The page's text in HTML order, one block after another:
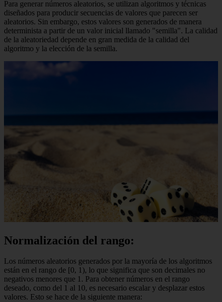
Para generar números aleatorios, se utilizan algoritmos y técnicas
diseñados para producir secuencias de valores que parecen ser
aleatorios. Sin embargo, estos valores son generados de manera
determinista a partir de un valor inicial llamado "semilla". La calidad
de la aleatoriedad depende en gran medida de la calidad del
algoritmo y la elección de la semilla.
Normalización del rango:
Los números aleatorios generados por la mayoría de los algoritmos
están en el rango de [0, 1), lo que significa que son decimales no
negativos menores que 1. Para obtener números en el rango
deseado, como del 1 al 10, es necesario escalar y desplazar estos
valores. Esto se hace de la siguiente manera: